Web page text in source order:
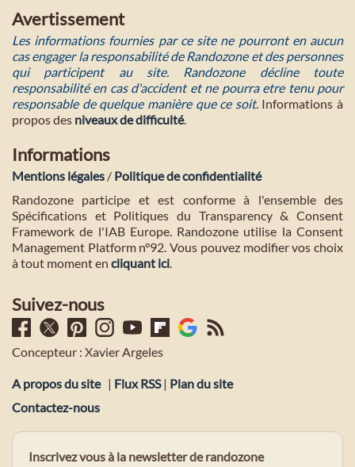
Avertissement
Les informations fournies par ce site ne pourront en aucun
cas engager la responsabilité de Randozone et des personnes
qui participent au site. Randozone décline toute
responsabilité en cas d'accident et ne pourra etre tenu pour
responsable de quelque manière que ce soit. Informations à
propos des niveaux de difficulté.
Informations
Mentions légales / Politique de confidentialité
Randozone participe et est conforme à l'ensemble des
Spécifications et Politiques du Transparency & Consent
Framework de l'IAB Europe. Randozone utilise la Consent
Management Platform n°92. Vous pouvez modifier vos choix
à tout moment en cliquant ici.
Suivez-nous
Concepteur : Xavier Argeles
A propos du site | Flux RSS| Plan du site
Contactez-nous
Inscrivez vous à la newsletter de randozone